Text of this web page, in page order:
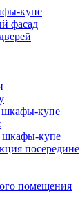
купе
фасад
купе
шкафы-купе
посередине
помещения